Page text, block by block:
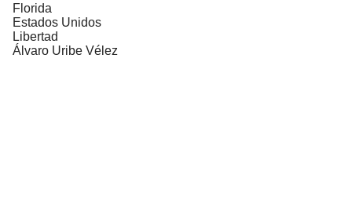
Florida
Estados Unidos
Libertad
Álvaro Uribe Vélez